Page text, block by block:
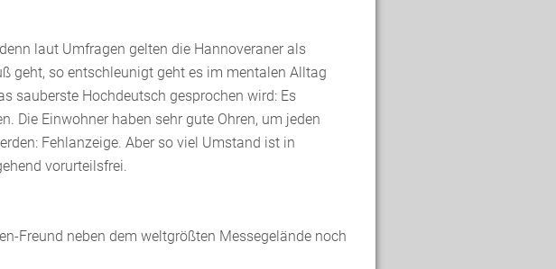
laut Umfragen gelten die Hannoveraner als
geht, so entschleunigt geht es im mentalen Alltag
sauberste Hochdeutsch gesprochen wird: Es
Die Einwohner haben sehr gute Ohren, um jeden
Fehlanzeige. Aber so viel Umstand ist in
vorurteilsfrei.
Freund neben dem weltgrößten Messegelände noch